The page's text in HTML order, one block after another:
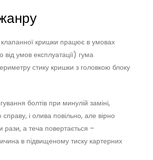
кришки працює в умовах
умов експлуатації) гума
стику кришки з головкою блоку
болтів при минулій заміні,
і олива повільно, але вірно
а теча повертається –
в підвищеному тиску картерних